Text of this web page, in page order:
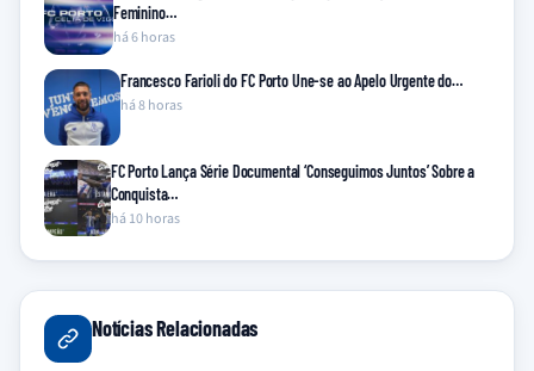
Feminino…
há 6 horas
Francesco Farioli do FC Porto Une-se ao Apelo Urgente do…
há 8 horas
FC Porto Lança Série Documental ‘Conseguimos Juntos’ Sobre a
Conquista…
há 10 horas
Notícias Relacionadas